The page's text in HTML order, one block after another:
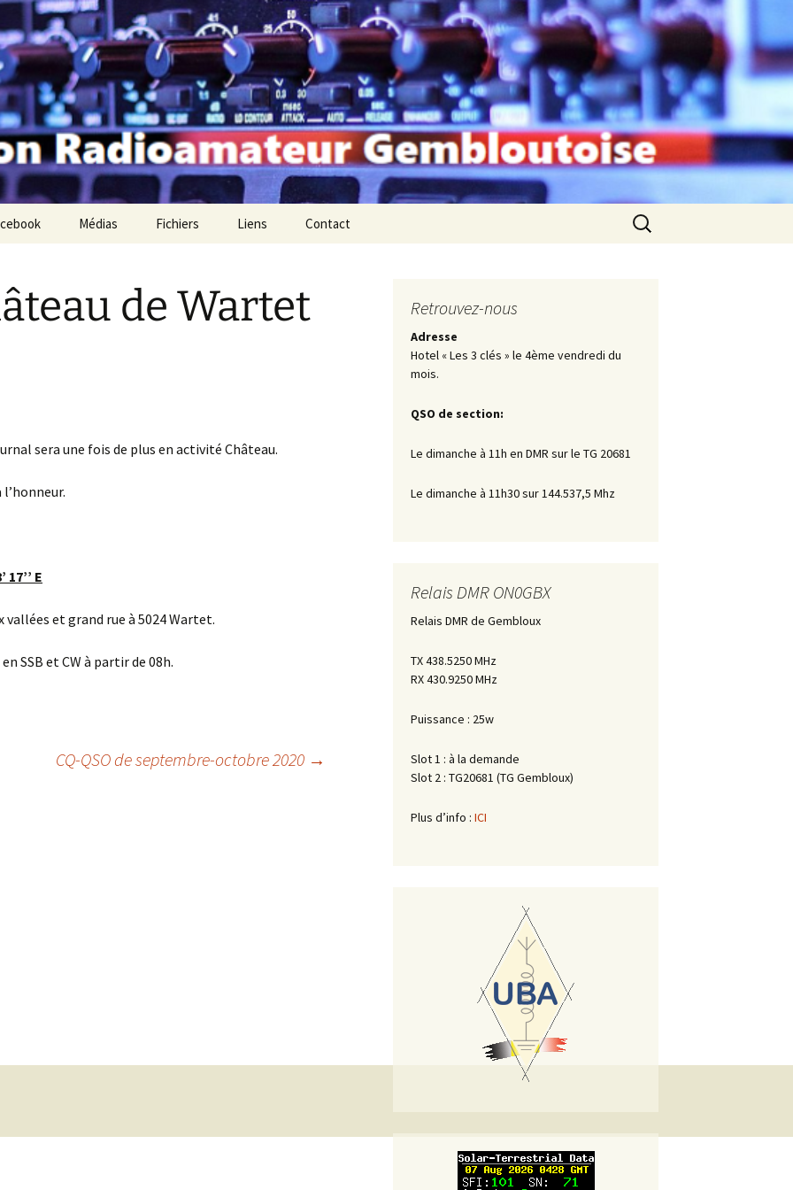
de Gembloux
Médias
Barbecue 2022
Fieldday SSB 2023
Fichiers
Kiwi SDR
Liens
Firmware Anytone (2)
Contact
Rechercher :
de Wartet
sera une fois de plus en activité Château.
E
vallées et grand rue à 5024 Wartet.
SSB et CW à partir de 08h.
CQ-QSO de septembre-octobre 2020 →
Retrouvez-nous
Adresse
Hotel « Les 3 clés » le 4ème vendredi du
mois.
QSO de section:
Le dimanche à 11h en DMR sur le TG 20681
Le dimanche à 11h30 sur 144.537,5 Mhz
Relais DMR ON0GBX
Relais DMR de Gembloux
TX 438.5250 MHz
RX 430.9250 MHz
Puissance : 25w
Slot 1 : à la demande
Slot 2 : TG20681 (TG Gembloux)
Plus d’info : ICI